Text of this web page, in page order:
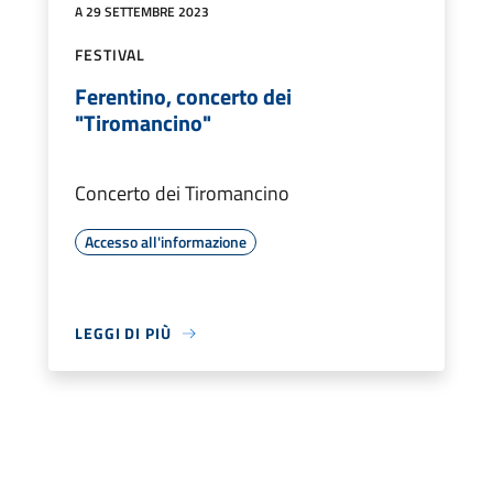
A 29 SETTEMBRE 2023
FESTIVAL
Ferentino, concerto dei
"Tiromancino"
Concerto dei Tiromancino
Accesso all'informazione
LEGGI DI PIÙ